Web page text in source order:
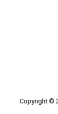
Copyright ©